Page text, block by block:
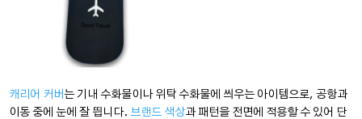
캐리어 커버는 기내 수화물이나 위탁 수화물에 씌우는 아이템으로, 공항과
이동 중에 눈에 잘 띕니다. 브랜드 색상과 패턴을 전면에 적용할 수 있어 단